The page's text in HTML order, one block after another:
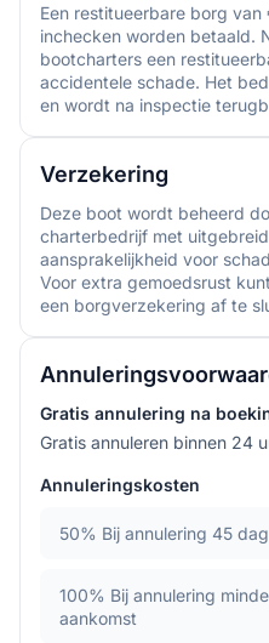
Een restitueerbare borg
inchecken worden betaald.
bootcharters een
accidentele schade. Het
en wordt na inspectie
Verzekering
Deze boot wordt beheerd
charterbedrijf met
aansprakelijkheid voor
Voor extra gemoedsrust
een borgverzekering af te
Gratis annulering na
Gratis annuleren binnen 24
Annuleringskosten
50% Bij annulering 45
100% Bij annulering
aankomst